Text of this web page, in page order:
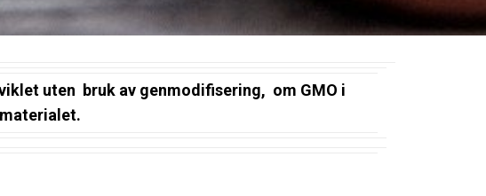
uten bruk av genmodifisering, om GMO i